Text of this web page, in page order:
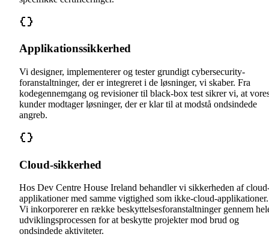
Applikationssikkerhed
Vi designer, implementerer og tester grundigt cybersecurity-
foranstaltninger, der er integreret i de løsninger, vi skaber. Fra
kodegennemgang og revisioner til black-box test sikrer vi, at
kunder modtager løsninger, der er klar til at modstå ondsindede
angreb.
Cloud-sikkerhed
Hos Dev Centre House Ireland behandler vi sikkerheden af
applikationer med samme vigtighed som ikke-cloud-applikationer.
Vi inkorporerer en række beskyttelsesforanstaltninger gennem
udviklingsprocessen for at beskytte projekter mod brud og
ondsindede aktiviteter.